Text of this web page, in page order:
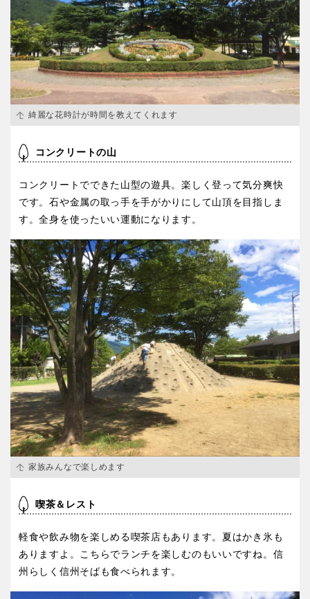
兵庫 奈良
和歌山
中国・四国
鳥取
山口 徳島
香川 愛媛
高知
九州・沖縄
福岡 佐賀
長崎
大分 宮崎
鹿児島 沖縄
綺麗な花時計が時間を教えてくれます
コンクリートの山
コンクリートでできた山型の遊具。楽しく登って気分爽快
です。石や金属の取っ手を手がかりにして山頂を目指しま
す。全身を使ったいい運動になります。
家族みんなで楽しめます
喫茶＆レスト
軽食や飲み物を楽しめる喫茶店もあります。夏はかき氷も
ありますよ。こちらでランチを楽しむのもいいですね。信
州らしく信州そばも食べられます。